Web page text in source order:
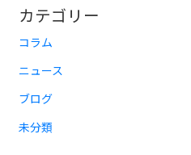
カテゴリー
コラム
ニュース
ブログ
未分類